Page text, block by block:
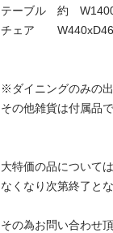
テーブル　約　
チェア　　
※ダイニングのみの出
その他雑貨は付属品
大特価の品について
なくなり次第終了と
その為お問い合わせ